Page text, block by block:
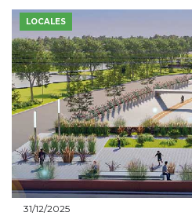
LOCALES
31/12/2025